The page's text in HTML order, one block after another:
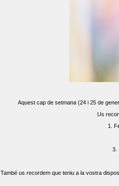
Aquest cap de setmana (24 i 25 de
Us
1.
3.
També us recordem que teniu a la vostra